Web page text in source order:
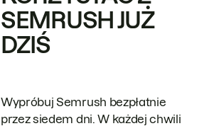
SEMRUSH JUŻ
DZIŚ
Wypróbuj Semrush bezpłatnie
przez siedem dni. W każdej chwili